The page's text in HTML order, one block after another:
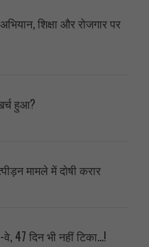
शिक्षा और रोजगार पर
हुआ?
मामले में दोषी करार
47 दिन भी नहीं टिका…!